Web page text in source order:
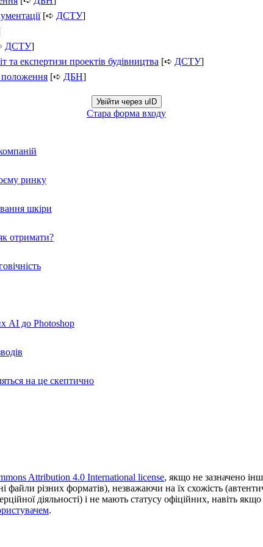
[➪ ДСТУ]
ДСТУ]
експертизи проектів будівництва [➪ ДСТУ]
[➪ ДБН]
Увійти через uID
Стара форма входу
ринку
шкіри
отримати?
AI до Photoshop
на це скептично
Attribution 4.0 International license, якщо не зазначено
файли різних форматів), незважаючи на їх схожість
діяльності) і не мають статусу офіційних, навіть якщо
.